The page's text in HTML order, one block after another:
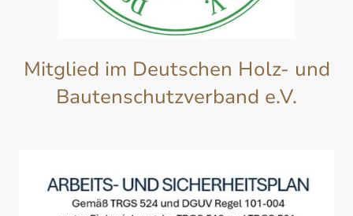
Mitglied im Deutschen Holz- und
Bautenschutzverband e.V.